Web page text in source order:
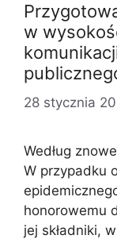
w
28 stycznia
Według
W przypadku
honorowemu
jej składniki,